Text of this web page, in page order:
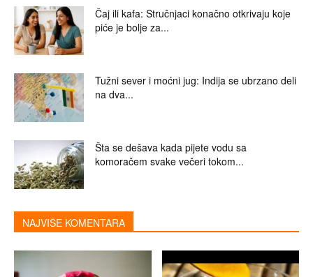
Čaj ili kafa: Stručnjaci konačno otkrivaju koje
piće je bolje za...
Tužni sever i moćni jug: Indija se ubrzano deli
na dva...
Šta se dešava kada pijete vodu sa
komoračem svake večeri tokom...
NAJVIŠE KOMENTARA